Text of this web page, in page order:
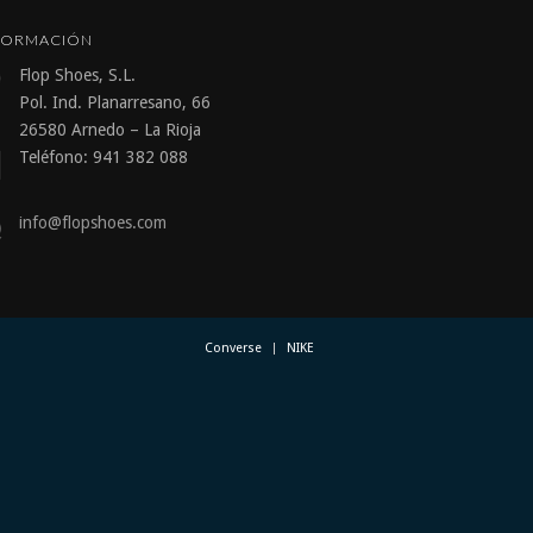
Flop Shoes, S.L.
Pol. Ind. Planarresano, 66
26580 Arnedo – La Rioja
Teléfono: 941 382 088
info@flopshoes.com
Converse NIKE